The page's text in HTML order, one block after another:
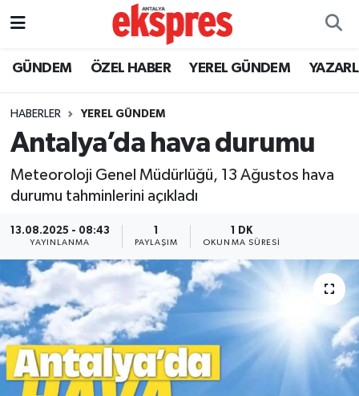
GÜNDEM ÖZEL HABER YEREL GÜNDEM
HABERLER YEREL GÜNDEM
Antalya’da hava durumu
Meteoroloji Genel Müdürlüğü, 13 Ağustos hava
durumu tahminlerini açıkladı
13.08.2025 - 08:43
YAYINLANMA
1
PAYLAŞIM
1 DK
OKUNMA SÜRESI
ÖZEL HABER
YEREL GÜNDEM
EKONOMİ
KÜLTÜR - SANAT
SPOR
SİYASET
SAĞLIK
DÜNYA
Nöbetçi Eczaneler
Trafik Durumu
Süper Lig Puan Durumu ve Fikstür
Tüm Manşetler
Son Dakika Haberleri
Haber Arşivi